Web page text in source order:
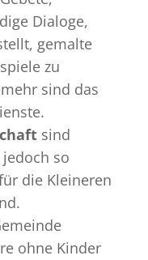
Dialoge,
gemalte
zu
sind das
sind
so
die Kleineren
ohne Kinder